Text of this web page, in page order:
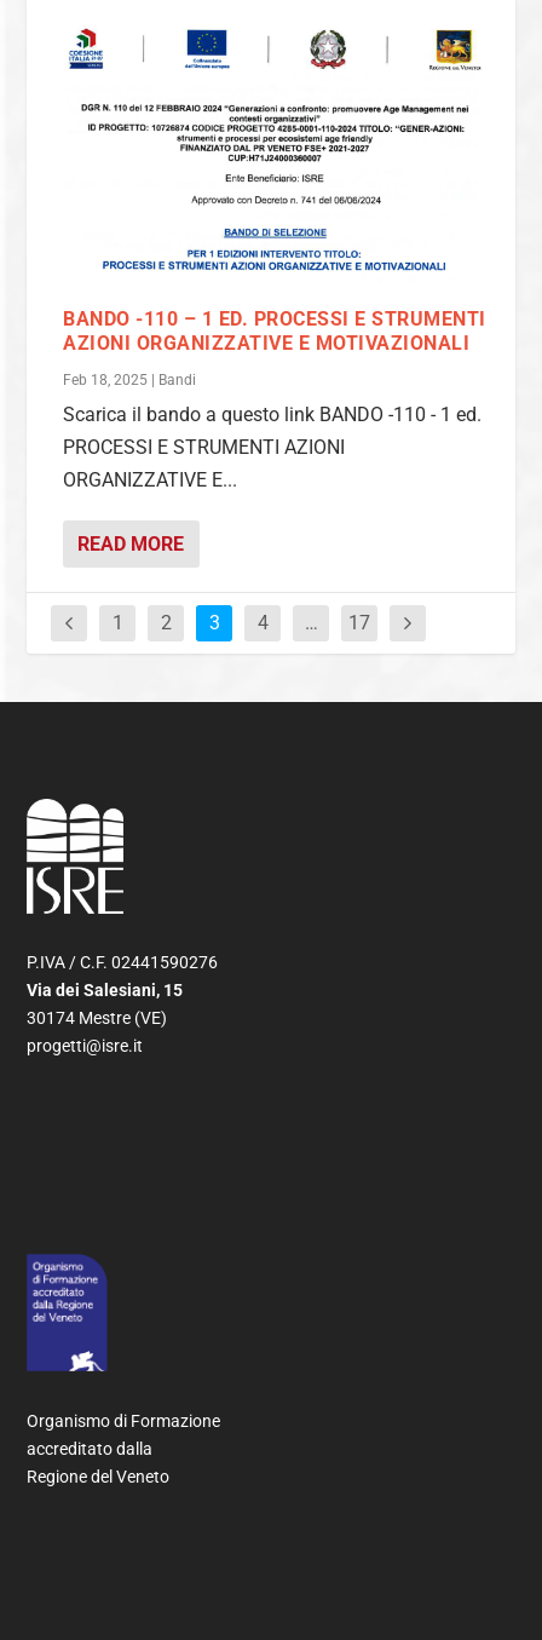
BANDO -110 – 1 ED. PROCESSI E STRUMENTI
AZIONI ORGANIZZATIVE E MOTIVAZIONALI
Feb 18, 2025 Bandi
Scarica il bando a questo link BANDO -110 - 1 ed.
PROCESSI E STRUMENTI AZIONI
ORGANIZZATIVE E...
READ MORE
1 2 3 4 … 17
P.IVA / C.F. 02441590276
Via dei Salesiani, 15
30174 Mestre (VE)
progetti@isre.it
Organismo di Formazione
accreditato dalla
Regione del Veneto